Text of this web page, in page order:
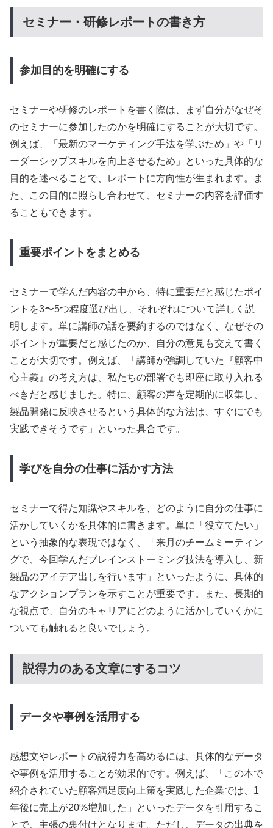
セミナー・研修レポートの書き方
参加目的を明確にする
セミナーや研修のレポートを書く際は、まず自分がなぜそ
のセミナーに参加したのかを明確にすることが大切です。
例えば、「最新のマーケティング手法を学ぶため」や「リ
ーダーシップスキルを向上させるため」といった具体的な
目的を述べることで、レポートに方向性が生まれます。ま
た、この目的に照らし合わせて、セミナーの内容を評価す
ることもできます。
重要ポイントをまとめる
セミナーで学んだ内容の中から、特に重要だと感じたポイ
ントを3〜5つ程度選び出し、それぞれについて詳しく説
明します。単に講師の話を要約するのではなく、なぜその
ポイントが重要だと感じたのか、自分の意見も交えて書く
ことが大切です。例えば、「講師が強調していた『顧客中
心主義』の考え方は、私たちの部署でも即座に取り入れる
べきだと感じました。特に、顧客の声を定期的に収集し、
製品開発に反映させるという具体的な方法は、すぐにでも
実践できそうです」といった具合です。
学びを自分の仕事に活かす方法
セミナーで得た知識やスキルを、どのように自分の仕事に
活かしていくかを具体的に書きます。単に「役立てたい」
という抽象的な表現ではなく、「来月のチームミーティン
グで、今回学んだブレインストーミング技法を導入し、新
製品のアイデア出しを行います」といったように、具体的
なアクションプランを示すことが重要です。また、長期的
な視点で、自分のキャリアにどのように活かしていくかに
ついても触れると良いでしょう。
説得力のある文章にするコツ
データや事例を活用する
感想文やレポートの説得力を高めるには、具体的なデータ
や事例を活用することが効果的です。例えば、「この本で
紹介されていた顧客満足度向上策を実践した企業では、1
年後に売上が20%増加した」といったデータを引用するこ
とで、主張の裏付けとなります。ただし、データの出典を